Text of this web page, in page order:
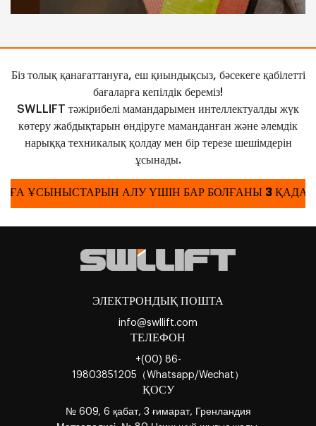
Біз толық қанағаттануға, еш қиындықсыз, бәсекеге қабілетті
бағаларға кепілдік береміз!
SWLLIFT тәжірибелі мамандарымен интеллектуалды жүк
көтеру жабдықтарын өндіруге маманданған және әлемдік
нарыққа техникалық қолдау мен бір терезе шешімдерін
ұсынады.
ҰСЫНЫСТАРЫН АЛУ ҮШІН БАР БОЛҒАНЫ 3
ЭЛЕКТРОНДЫҚ ПОШТА
info@swllift.com
ТЕЛЕФОН
+(00) 86-
19803851205（Whatsapp/Wechat）
ҚОСУ
№ 609, 6 қабат, 3 ғимарат, Гренландия